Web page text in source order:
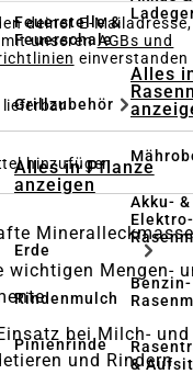
Feuerstelle &
Feuerschale
Grillzubehör
Alles in Pflanze
anzeigen
Erde
Rindenmulch
Pinienrinde
Alles
Akku- &
Elektro-
Benzin-
&
deiner E-
unserenAGBs und
einverstanden
hinzufügen
Mineralleckmasse
wichtigen Mengen-
bei Milch-
und Rindern